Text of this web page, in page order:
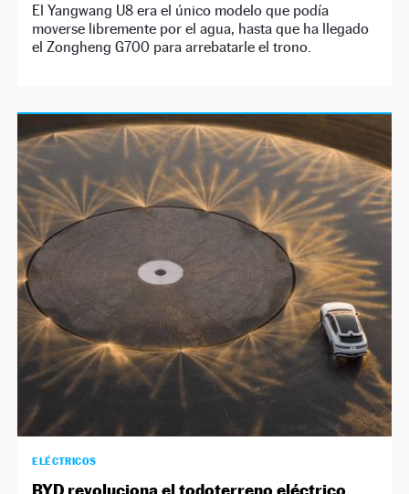
El Yangwang U8 era el único modelo que podía
moverse libremente por el agua, hasta que ha llegado
el Zongheng G700 para arrebatarle el trono.
ELÉCTRICOS
BYD revoluciona el todoterreno eléctrico